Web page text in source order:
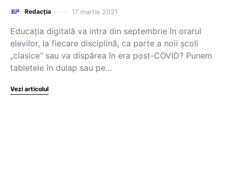
Redacția 17 martie 2021
Educația digitală va intra din septembrie în orarul
elevilor, la fiecare disciplină, ca parte a noii școli
„clasice” sau va dispărea în era post-COVID? Punem
tabletele în dulap sau pe…
Vezi articolul